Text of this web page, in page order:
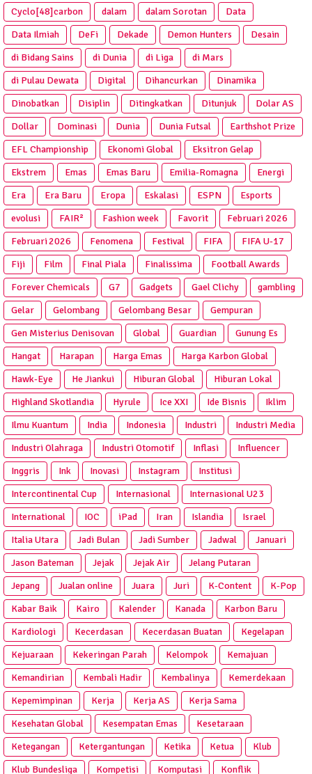
Cyclo[48]carbon
dalam dalam Sorotan
Data
Data Ilmiah
DeFi Dekade Demon Hunters
Desain
di Bidang Sains
di Dunia di Liga
di Mars
di Pulau Dewata
Digital Dihancurkan
Dinamika
Dinobatkan
Disiplin Ditingkatkan Ditunjuk
Dolar AS
Dollar
Dominasi Dunia Dunia Futsal
Earthshot Prize
EFL Championship
Ekonomi Global
Eksitron Gelap
Ekstrem
Emas Emas Baru Emilia-Romagna
Energi
Era
Era Baru Eropa Eskalasi ESPN
Esports
evolusi
FAIR² Fashion week Favorit
Februari 2026
Februari 2026
Fenomena Festival FIFA
FIFA U-17
Fiji
Film Final Piala Finalissima
Football Awards
Forever Chemicals
G7 Gadgets Gael Clichy
gambling
Gelar
Gelombang Gelombang Besar
Gempuran
Gen Misterius Denisovan
Global Guardian
Gunung Es
Hangat
Harapan Harga Emas
Harga Karbon Global
Hawk-Eye
He Jiankui Hiburan Global
Hiburan Lokal
Highland Skotlandia
Hyrule Ice XXI Ide Bisnis
Iklim
Ilmu Kuantum
India Indonesia Industri
Industri Media
Industri Olahraga
Industri Otomotif Inflasi
Influencer
Inggris
Ink Inovasi Instagram
Institusi
Intercontinental Cup
Internasional
Internasional U23
International
IOC iPad Iran Islandia
Israel
Italia Utara
Jadi Bulan Jadi Sumber Jadwal
Januari
Jason Bateman
Jejak Jejak Air
Jelang Putaran
Jepang
Jualan online Juara Juri K-Content
K-Pop
Kabar Baik
Kairo Kalender Kanada
Karbon Baru
Kardiologi
Kecerdasan Kecerdasan Buatan
Kegelapan
Kejuaraan
Kekeringan Parah Kelompok
Kemajuan
Kemandirian
Kembali Hadir Kembalinya
Kemerdekaan
Kepemimpinan
Kerja Kerja AS
Kerja Sama
Kesehatan Global
Kesempatan Emas
Kesetaraan
Ketegangan
Ketergantungan Ketika Ketua
Klub
Klub Bundesliga
Kompetisi Komputasi Konflik